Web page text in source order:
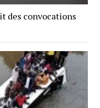
des convocations